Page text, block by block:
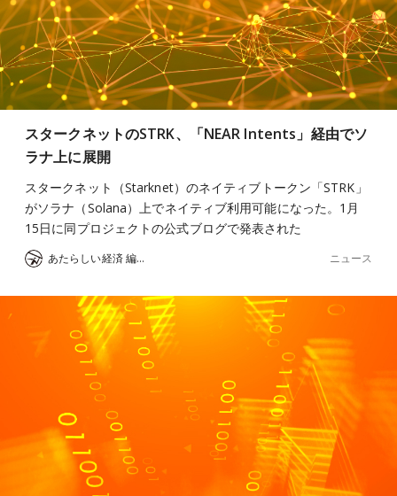
スタークネットのSTRK、「NEAR Intents」経由でソ
ラナ上に展開
スタークネット（Starknet）のネイティブトークン「STRK」
がソラナ（Solana）上でネイティブ利用可能になった。1月
15日に同プロジェクトの公式ブログで発表された
あたらしい経済 編集部 ニュース